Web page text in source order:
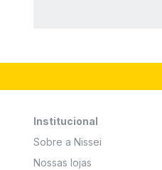
Institucional
Sobre a Nissei
Nossas lojas